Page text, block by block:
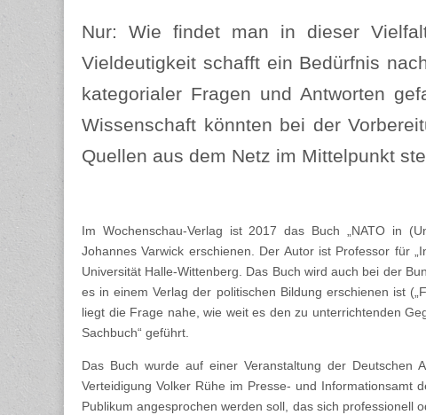
Nur: Wie findet man in dieser
Vieldeutigkeit schafft ein Bedürfnis
kategorialer Fragen und Antworten
Wissenschaft könnten bei der
Quellen aus dem Netz im Mittelpunkt
Im Wochenschau-Verlag ist 2017 das Buch „NATO in
Johannes Varwick erschienen. Der Autor ist Professor für
Universität Halle-Wittenberg. Das Buch wird auch bei der
es in einem Verlag der politischen Bildung erschienen ist
liegt die Frage nahe, wie weit es den zu unterrichtenden
Sachbuch“ geführt.
Das Buch wurde auf einer Veranstaltung der Deutschen
Verteidigung Volker Rühe im Presse- und Informationsamt
Publikum angesprochen werden soll, das sich professionell